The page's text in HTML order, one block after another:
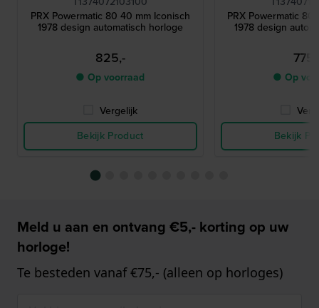
PRX Powermatic 80 40 mm Iconisch
1978 design automatisch horloge
825,-
● Op voorraad
Vergelijk
Bekijk Product
PRX Powermatic
1978 design
● Op
Bekijk
Meld u aan en ontvang €5,- korting op uw
horloge!
Te besteden vanaf €75,- (alleen op horloges)